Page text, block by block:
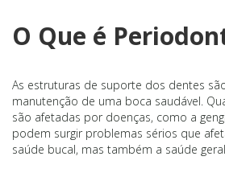
O Que é
As estruturas de suporte dos dentes
manutenção de uma boca saudável.
são afetadas por doenças, como a
podem surgir problemas sérios que
saúde bucal, mas também a saúde